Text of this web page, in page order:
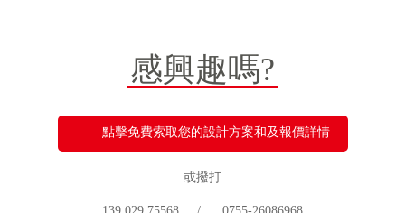
感興趣嗎?
點擊免費索取您的設計方案和及報價詳情
或撥打